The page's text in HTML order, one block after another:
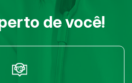
de você!